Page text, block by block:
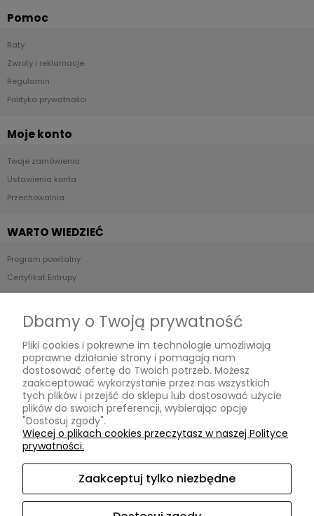
Pomoc
Raty
Zwroty i reklamacje
Regulamin
Polityka prywatności
Moje konto
Twoje zamówienia
Ustawienia konta
Przechowalnia
WARTO WIEDZIEĆ
Program powitalny
Certyfikat Entrupy
Stan produktów - Skala ocen
POP UP STORE
Relabels
ul. Reymonta 19/91,
01-840 Warszawa,
woj. mazowieckie
Kontakt:
relabelslux@gmail.com,
787 068 174,
pn - pt: 10:00 - 20:00
Dbamy o Twoją prywatność
Pliki cookies i pokrewne im technologie umożliwiają
poprawne działanie strony i pomagają nam
dostosować ofertę do Twoich potrzeb. Możesz
zaakceptować wykorzystanie przez nas wszystkich
tych plików i przejść do sklepu lub dostosować użycie
plików do swoich preferencji, wybierając opcję
"Dostosuj zgody".
Więcej o plikach cookies przeczytasz w naszej Polityce
prywatności.
Zaakceptuj tylko niezbędne